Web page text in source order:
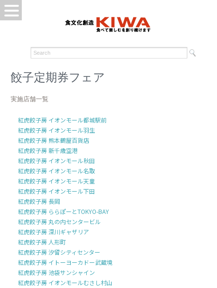
餃子定期券フェア
実施店舗一覧
紅虎餃子房 イオンモール都城駅前
紅虎餃子房 イオンモール羽生
紅虎餃子房 熊本鶴屋百貨店
紅虎餃子房 新千歳空港
紅虎餃子房 イオンモール秋田
紅虎餃子房 イオンモール名取
紅虎餃子房 イオンモール天童
紅虎餃子房 イオンモール下田
紅虎餃子房 長岡
紅虎餃子房 ららぽーとTOKYO-BAY
紅虎餃子房 丸の内センタービル
紅虎餃子房 深川ギャザリア
紅虎餃子房 人形町
紅虎餃子房 汐留シティセンター
紅虎餃子房 イトーヨーカドー武蔵境
紅虎餃子房 池袋サンシャイン
紅虎餃子房 イオンモールむさし村山